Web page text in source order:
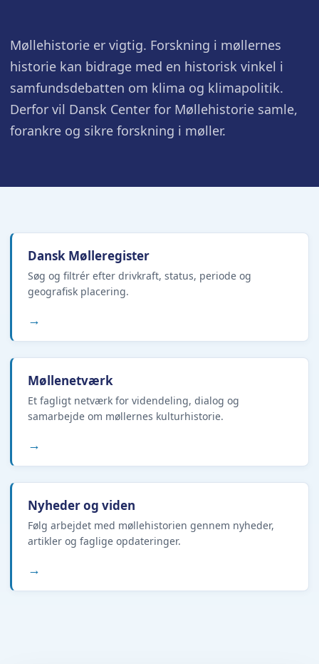
Møllehistorie er vigtig. Forskning i møllernes
historie kan bidrage med en historisk vinkel i
samfundsdebatten om klima og klimapolitik.
Derfor vil Dansk Center for Møllehistorie samle,
forankre og sikre forskning i møller.
Dansk Mølleregister
Søg og filtrér efter drivkraft, status, periode og
geografisk placering.
→
Møllenetværk
Et fagligt netværk for videndeling, dialog og
samarbejde om møllernes kulturhistorie.
→
Nyheder og viden
Følg arbejdet med møllehistorien gennem nyheder,
artikler og faglige opdateringer.
→